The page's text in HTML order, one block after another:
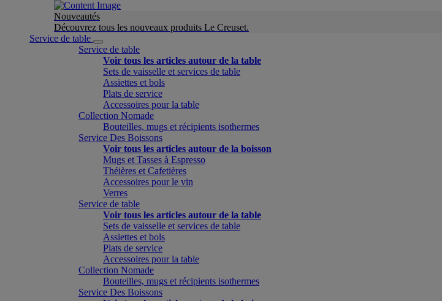
Nouveautés
Découvrez tous les nouveaux produits Le Creuset.
Service de table
Service de table
Voir tous les articles autour de la table
Sets de vaisselle et services de table
Assiettes et bols
Plats de service
Accessoires pour la table
Collection Nomade
Bouteilles, mugs et récipients isothermes
Service Des Boissons
Voir tous les articles autour de la boisson
Mugs et Tasses à Espresso
Théières et Cafetières
Accessoires pour le vin
Verres
Service de table
Voir tous les articles autour de la table
Sets de vaisselle et services de table
Assiettes et bols
Plats de service
Accessoires pour la table
Collection Nomade
Bouteilles, mugs et récipients isothermes
Service Des Boissons